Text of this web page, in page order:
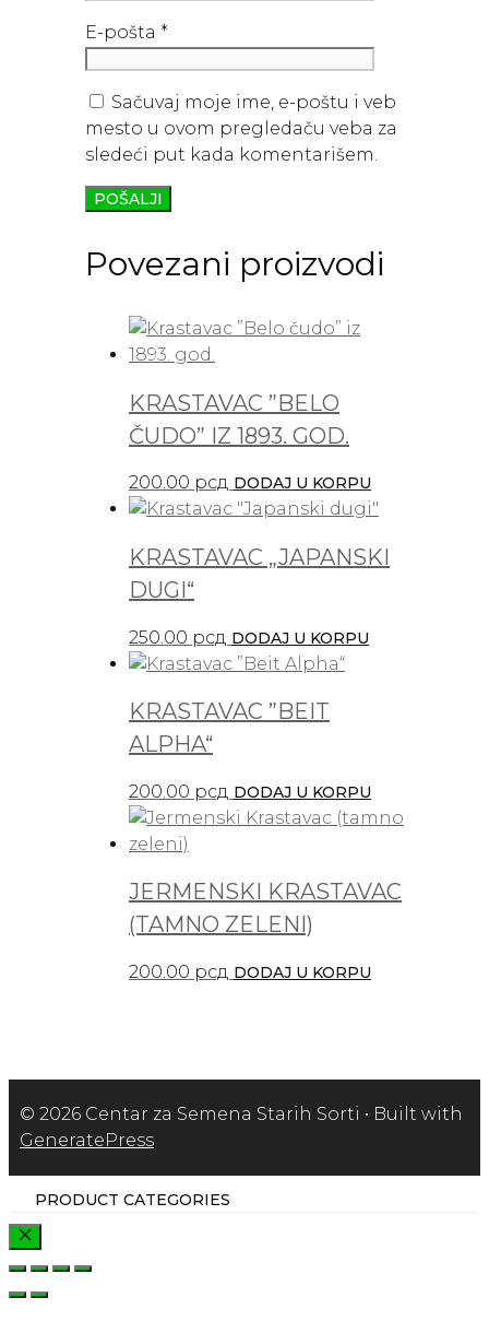
E-pošta *
Sačuvaj moje ime, e-poštu i veb
mesto u ovom pregledaču veba za
sledeći put kada komentarišem.
Povezani proizvodi
KRASTAVAC ”BELO
ČUDO” IZ 1893. GOD.
200.00 рсд DODAJ U KORPU
KRASTAVAC „JAPANSKI
DUGI“
250.00 рсд DODAJ U KORPU
KRASTAVAC ”BEIT
ALPHA“
200.00 рсд DODAJ U KORPU
JERMENSKI KRASTAVAC
(TAMNO ZELENI)
200.00 рсд DODAJ U KORPU
© 2026 Centar za Semena Starih Sorti • Built with
GeneratePress
PRODUCT CATEGORIES
CLOSE